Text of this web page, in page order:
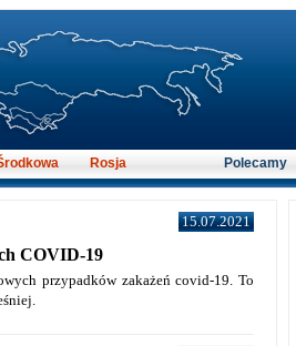
15.07.2021
COVID-19
przypadków zakażeń covid-19. To
Rosja Polecamy